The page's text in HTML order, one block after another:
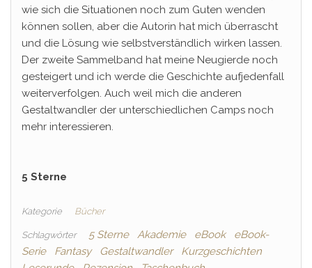
wie sich die Situationen noch zum Guten wenden
können sollen, aber die Autorin hat mich überrascht
und die Lösung wie selbstverständlich wirken lassen.
Der zweite Sammelband hat meine Neugierde noch
gesteigert und ich werde die Geschichte aufjedenfall
weiterverfolgen. Auch weil mich die anderen
Gestaltwandler der unterschiedlichen Camps noch
mehr interessieren.
5 Sterne
Kategorie Bücher
Schlagwörter 5 Sterne Akademie eBook
eBook-
Serie
Fantasy Gestaltwandler
Kurzgeschichten